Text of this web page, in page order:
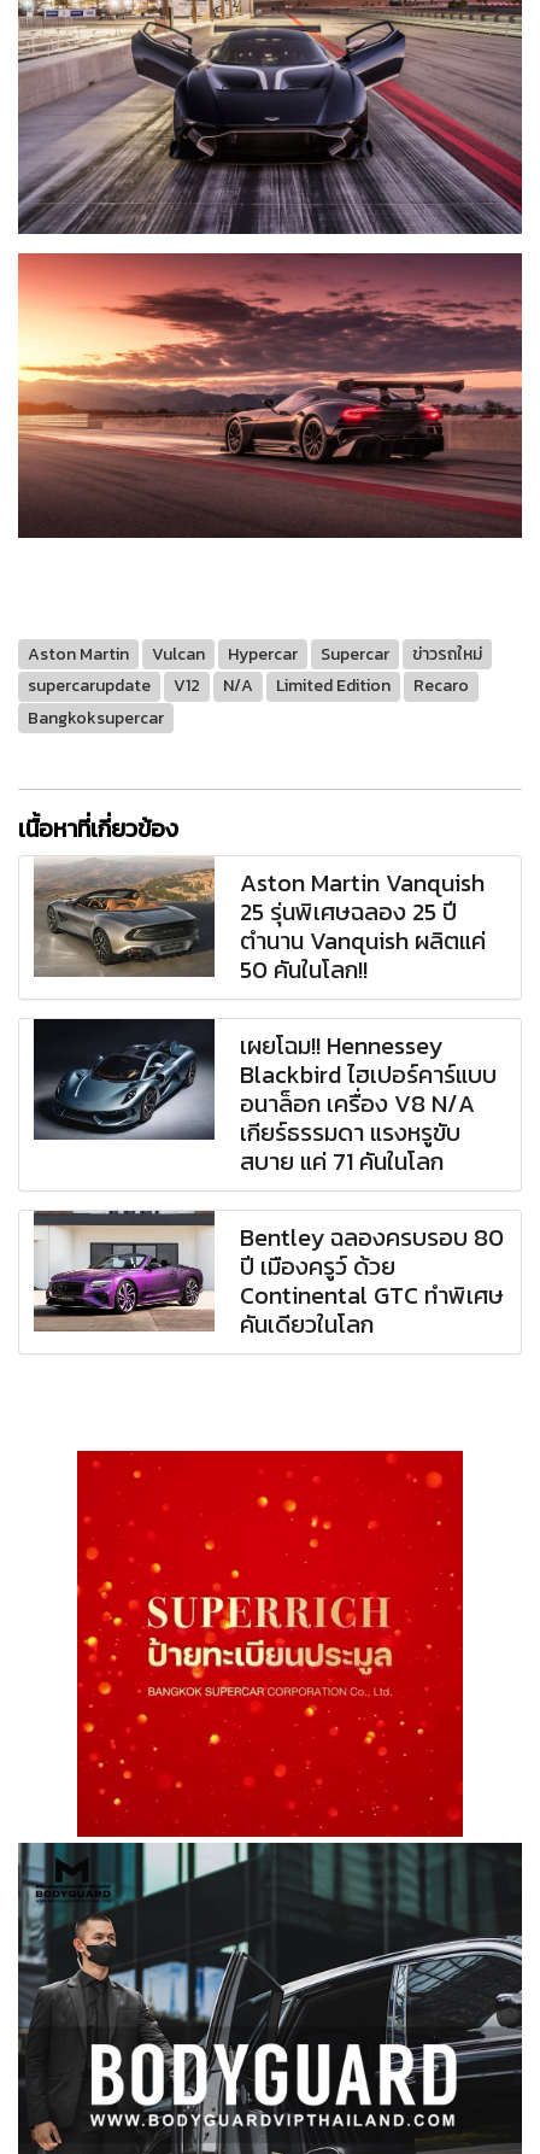
Aston Martin Vulcan Hypercar Supercar
ข่าวรถใหม่
supercarupdate
V12 N/A Limited Edition
Recaro
Bangkoksupercar
เนื้อหาที่เกี่ยวข้อง
Aston Martin Vanquish
25 รุ่นพิเศษฉลอง 25 ปี
ตำนาน Vanquish ผลิตแค่
50 คันในโลก!!
เผยโฉม!! Hennessey
Blackbird ไฮเปอร์คาร์แบบ
อนาล็อก เครื่อง V8 N/A
เกียร์ธรรมดา แรงหรูขับ
สบาย แค่ 71 คันในโลก
Bentley ฉลองครบรอบ 80
ปี เมืองครูว์ ด้วย
Continental GTC ทำพิเศษ
คันเดียวในโลก